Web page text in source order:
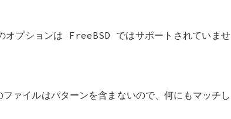
プションは FreeBSD ではサポートされていませ
イルはパターンを含まないので、何にもマッチし